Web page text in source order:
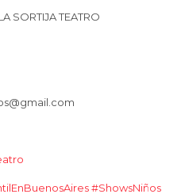
SORTIJA TEATRO
#ShowsNiños